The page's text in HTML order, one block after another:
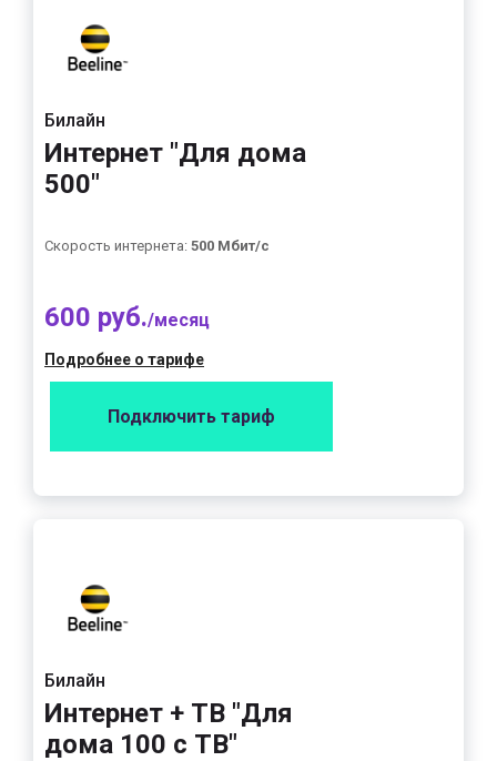
Билайн
Интернет "Для дома
500"
Скорость интернета: 500 Мбит/с
600 руб./месяц
Подробнее о тарифе
Подключить тариф
Билайн
Интернет + ТВ "Для
дома 100 с ТВ"